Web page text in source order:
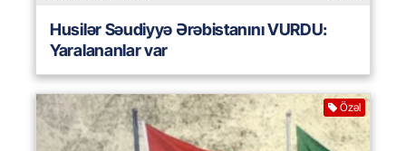
Husilər Səudiyyə Ərəbistanını VURDU:
Yaralananlar var
Özəl